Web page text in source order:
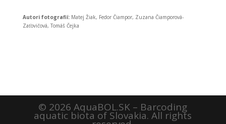
Autori fotografií:Matej Žiak, Fedor Čiampor, Zuzana Čiamporová-
Zaťovičová, Tomáš Čejka
© 2026 AquaBOL.SK – Barcoding
aquatic biota of Slovakia. All rights